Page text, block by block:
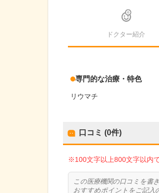
ドクター紹介
専門的な治療・特色
リウマチ
口コミ (0件)
※100文字以上800文字以内